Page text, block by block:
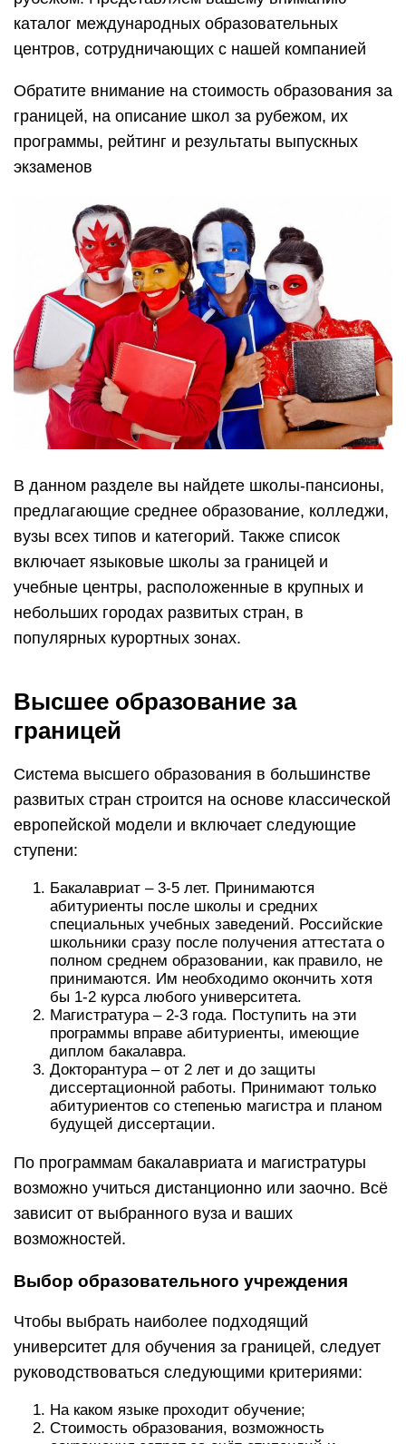
каталог международных образовательных
центров, сотрудничающих с нашей компанией
Обратите внимание на стоимость образования за
границей, на описание школ за рубежом, их
программы, рейтинг и результаты выпускных
экзаменов
В данном разделе вы найдете школы-пансионы,
предлагающие среднее образование, колледжи,
вузы всех типов и категорий. Также список
включает языковые школы за границей и
учебные центры, расположенные в крупных и
небольших городах развитых стран, в
популярных курортных зонах.
Высшее образование за
границей
Система высшего образования в большинстве
развитых стран строится на основе классической
европейской модели и включает следующие
ступени:
Бакалавриат – 3-5 лет. Принимаются
абитуриенты после школы и средних
специальных учебных заведений. Российские
школьники сразу после получения аттестата о
полном среднем образовании, как правило, не
принимаются. Им необходимо окончить хотя
бы 1-2 курса любого университета.
Магистратура – 2-3 года. Поступить на эти
программы вправе абитуриенты, имеющие
диплом бакалавра.
Докторантура – от 2 лет и до защиты
диссертационной работы. Принимают только
абитуриентов со степенью магистра и планом
будущей диссертации.
По программам бакалавриата и магистратуры
возможно учиться дистанционно или заочно. Всё
зависит от выбранного вуза и ваших
возможностей.
Выбор образовательного учреждения
Чтобы выбрать наиболее подходящий
университет для обучения за границей, следует
руководствоваться следующими критериями:
На каком языке проходит обучение;
Стоимость образования, возможность